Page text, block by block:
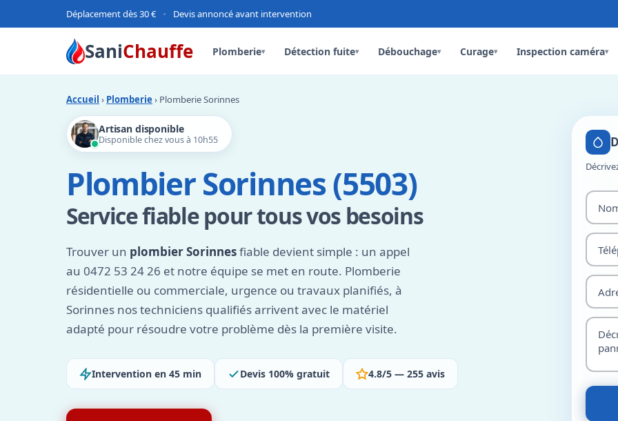
Déplacement dès 30 € • Devis annoncé avant intervention
SaniChauffe Plomberie▾ Détection fuite▾ Débouchage▾ Curage▾ Inspection caméra▾
Accueil › Plomberie › Plomberie Sorinnes
Artisan disponible
Disponible chez vous à 10h55
Plombier Sorinnes (5503)
Service fiable pour tous vos besoins
Trouver un plombier Sorinnesfiable devient simple : un appel
au 0472 53 24 26 et notre équipe se met en route. Plomberie
résidentielle ou commerciale, urgence ou travaux planifiés, à
Sorinnes nos techniciens qualifiés arrivent avec le matériel
adapté pour résoudre votre problème dès la première visite.
Intervention en 45 min Devis 100% gratuit 4.8/5 — 255 avis